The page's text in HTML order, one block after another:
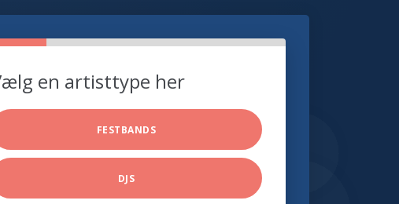
en artisttype her
FESTBANDS
DJS